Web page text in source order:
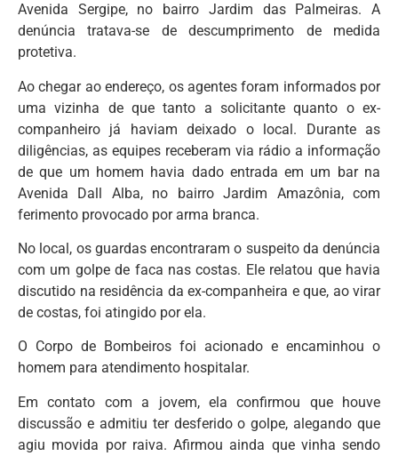
Avenida Sergipe, no bairro Jardim das Palmeiras. A
denúncia tratava-se de descumprimento de medida
protetiva.
Ao chegar ao endereço, os agentes foram informados por
uma vizinha de que tanto a solicitante quanto o ex-
companheiro já haviam deixado o local. Durante as
diligências, as equipes receberam via rádio a informação
de que um homem havia dado entrada em um bar na
Avenida Dall Alba, no bairro Jardim Amazônia, com
ferimento provocado por arma branca.
No local, os guardas encontraram o suspeito da denúncia
com um golpe de faca nas costas. Ele relatou que havia
discutido na residência da ex-companheira e que, ao virar
de costas, foi atingido por ela.
O Corpo de Bombeiros foi acionado e encaminhou o
homem para atendimento hospitalar.
Em contato com a jovem, ela confirmou que houve
discussão e admitiu ter desferido o golpe, alegando que
agiu movida por raiva. Afirmou ainda que vinha sendo